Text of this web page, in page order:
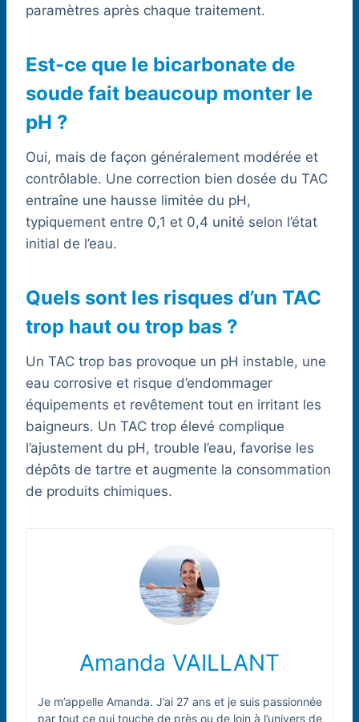
paramètres après chaque traitement.
Est-ce que le bicarbonate de
soude fait beaucoup monter le
pH ?
Oui, mais de façon généralement modérée et
contrôlable. Une correction bien dosée du TAC
entraîne une hausse limitée du pH,
typiquement entre 0,1 et 0,4 unité selon l’état
initial de l’eau.
Quels sont les risques d’un TAC
trop haut ou trop bas ?
Un TAC trop bas provoque un pH instable, une
eau corrosive et risque d’endommager
équipements et revêtement tout en irritant les
baigneurs. Un TAC trop élevé complique
l’ajustement du pH, trouble l’eau, favorise les
dépôts de tartre et augmente la consommation
de produits chimiques.
Amanda VAILLANT
Je m’appelle Amanda. J’ai 27 ans et je suis passionnée
par tout ce qui touche de près ou de loin à l’univers de